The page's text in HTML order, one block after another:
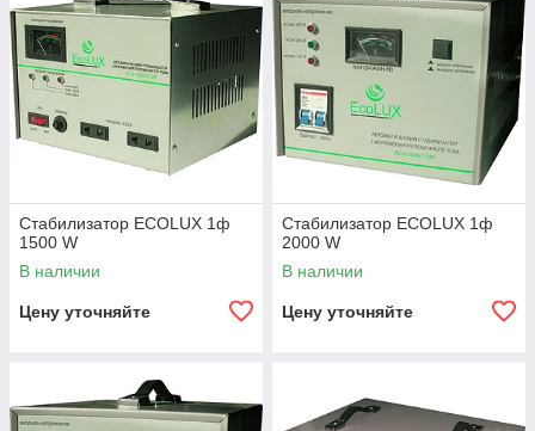
Стабилизатор ECOLUX 1ф
1500 W
В наличии
Цену уточняйте
Стабилизатор ECOLUX 1ф
2000 W
В наличии
Цену уточняйте